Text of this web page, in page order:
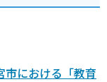
市における「教育